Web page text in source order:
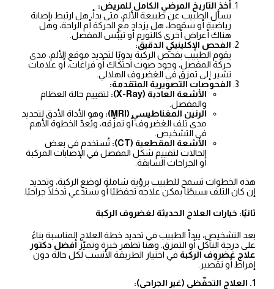
أخذ التاريخ المرضي الكامل للمريض:
يسأل الطبيب عن طبيعة الألم، متى بدأ، هل ارتبط بإصابة
رياضية أو سقوط، هل يزداد مع الحركة أم الراحة، وهل
هناك أعراض أخرى كالتورم أو تيبّس المفصل.
الفحص الإكلينيكي الدقيق:
يقوم الطبيب بفحص الركبة يدويًا لتحديد موقع الألم، مدى
حركة المفصل، وجود صوت احتكاك أو فراغات، أو علامات
تشير إلى تمزق في الغضروف الهلالي.
الفحوصات التصويرية المتقدمة:
الأشعة العادية (X-Ray):
لتقييم حالة العظام
والمفصل.
الرنين المغناطيسي (MRI):
وهو الأداة الأدق لتحديد
مدى تلف الغضروف أو تمزّقه، ويُعدّ الخطوة الأهم
في التشخيص.
الأشعة المقطعية (CT):
تُستخدم في بعض
الحالات لتقييم شكل المفصل في الإصابات المركبة
أو الجراحات السابقة.
هذه الخطوات تسمح للطبيب برؤية شاملة لوضع الركبة، وتحديد
إن كان التلف بسيطًا يمكن علاجه تحفظيًا أو يستدعي تدخلًا جراحيًا.
ثانيًا: خيارات العلاج الحديثة لغضروف الركبة
بعد التشخيص، يبدأ الطبيب في تحديد خطة العلاج المناسبة بناءً
على درجة التآكل أو التمزق. وهنا تظهر خبرة وتميّز أفضل دكتور
علاج غضروف الركبة في اختيار الطريقة الأنسب لكل حالة دون
إفراط أو تقصير.
1. العلاج التحفّظي (غير الجراحي):